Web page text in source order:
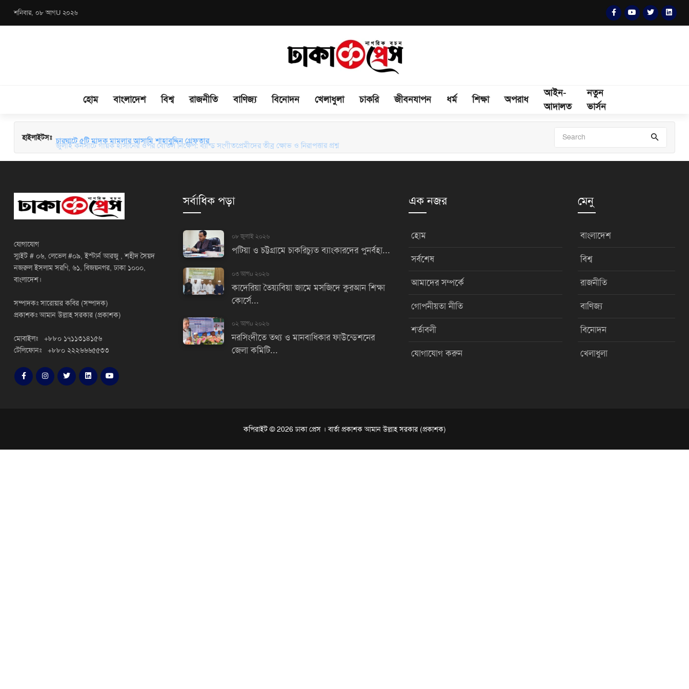
শনিবার, ০৮ আগU ২০২৬
হোম বাংলাদেশ বিশ্ব রাজনীতি বাণিজ্য বিনোদন খেলাধুলা চাকরি জীবনযাপন ধর্ম শিক্ষা অপরাধ
আইন-
আদালত
নতুন
ভার্সন
হাইলাইটসঃ
জুলাই কনসার্টে গায়ক হাসানের ওপর বোতল নিক্ষেপ: ব্যান্ড সংগীতপ্রেমীদের তীব্র ক্ষোভ ও নিরাপত্তার প্রশ্ন
চারঘাটে ৫টি মাদক মামলার আসামি শাহাবুদ্দিন গ্রেফতার
যোগাযোগ
স্যুইট # ০৬, লেভেল #০৯, ইস্টার্ন আরজু , শহীদ সৈয়দ
নজরুল ইসলাম সরণি, ৬১, বিজয়নগর, ঢাকা ১০০০,
বাংলাদেশ।
সম্পাদকঃ সারোয়ার কবির (সম্পাদক)
প্রকাশকঃ আমান উল্লাহ সরকার (প্রকাশক)
মোবাইলঃ +৮৮০ ১৭১১৩১৪১৫৬
টেলিফোনঃ +৮৮০ ২২২৬৬৬৫৫৩৩
সর্বাধিক পড়া
০৮ জুলাই ২০২৬
পটিয়া ও চট্টগ্রামে চাকরিচ্যুত ব্যাংকারদের পুনর্বহা...
০৩ আগu ২০২৬
কাদেরিয়া তৈয়্যবিয়া জামে মসজিদে কুরআন শিক্ষা
কোর্সে...
০২ আগu ২০২৬
নরসিংদীতে তথ্য ও মানবাধিকার ফাউন্ডেশনের
জেলা কমিটি...
এক নজর
হোম
সর্বশেষ
আমাদের সম্পর্কে
গোপনীয়তা নীতি
শর্তাবলী
যোগাযোগ করুন
মেনু
বাংলাদেশ
বিশ্ব
রাজনীতি
বাণিজ্য
বিনোদন
খেলাধুলা
কপিরাইট © 2026 ঢাকা প্রেস । বার্তা প্রকাশক আমান উল্লাহ সরকার (প্রকাশক)